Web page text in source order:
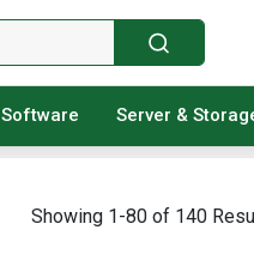
Software Server &
Showing 1-80 of 140